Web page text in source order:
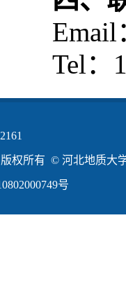
Email
Tel：
权所有 © 河北地质大
号